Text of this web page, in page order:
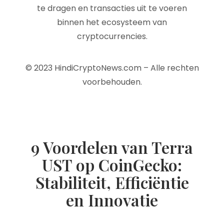
te dragen en transacties uit te voeren
binnen het ecosysteem van
cryptocurrencies.
© 2023 HindiCryptoNews.com – Alle rechten
voorbehouden.
9 Voordelen van Terra
UST op CoinGecko:
Stabiliteit, Efficiëntie
en Innovatie